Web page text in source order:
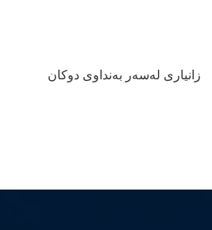
زانیاری لەسەر بەنداوی دوكان